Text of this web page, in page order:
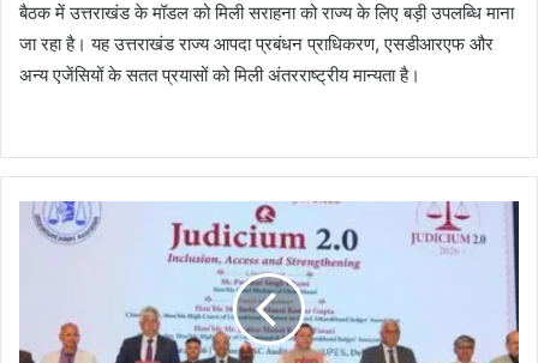
बैठक में उत्तराखंड के मॉडल को मिली सराहना को राज्य के लिए बड़ी उपलब्धि माना
जा रहा है। यह उत्तराखंड राज्य आपदा प्रबंधन प्राधिकरण, एसडीआरएफ और
अन्य एजेंसियों के सतत प्रयासों को मिली अंतरराष्ट्रीय मान्यता है।